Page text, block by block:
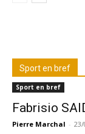
Sport en bref
Sport en bref
Fabrisio
Pierre Marchal - 23/